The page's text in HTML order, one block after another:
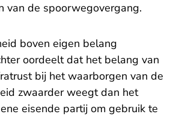
van de spoorwegovergang.
boven eigen belang
oordeelt dat het belang van
bij het waarborgen van de
zwaarder weegt dan het
eisende partij om gebruik te